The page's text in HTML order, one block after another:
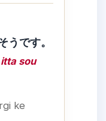
うです。
sou
ke